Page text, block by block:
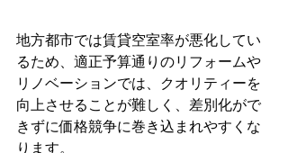
地方都市では賃貸空室率が悪化してい
るため、適正予算通りのリフォームや
リノベーションでは、クオリティーを
向上させることが難しく、差別化がで
きずに価格競争に巻き込まれやすくな
ります。